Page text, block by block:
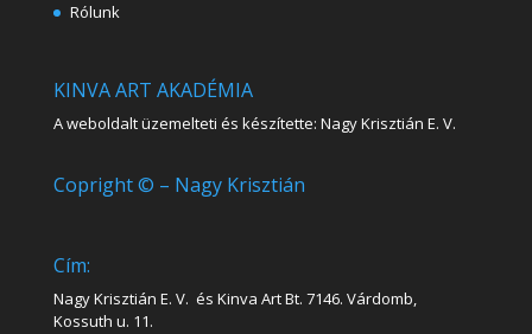
Rólunk
KINVA ART AKADÉMIA
A weboldalt üzemelteti és készítette: Nagy Krisztián E. V.
Copright © – Nagy Krisztián
Cím:
Nagy Krisztián E. V. és Kinva Art Bt. 7146. Várdomb,
Kossuth u. 11.